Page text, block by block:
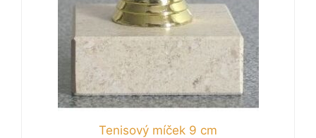
Tenisový míček 9 cm